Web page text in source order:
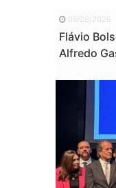
05/08/2026
Flávio
Alfredo